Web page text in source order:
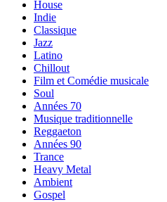
House
Indie
Classique
Jazz
Latino
Chillout
Film et Comédie musicale
Soul
Années 70
Musique traditionnelle
Reggaeton
Années 90
Trance
Heavy Metal
Ambient
Gospel